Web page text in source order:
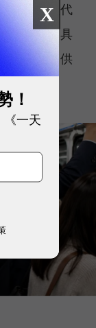
一，不僅代
基礎建設具
情境下提供
X
！
《一天